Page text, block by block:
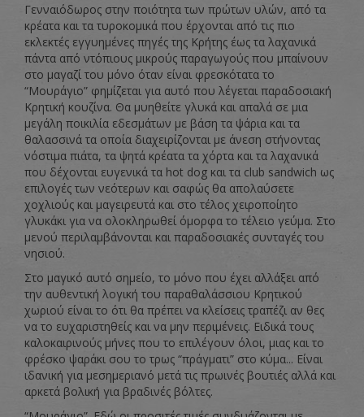
Γενναιόδωρος στην ποιότητα των πρώτων υλών, από τα
κρέατα και τα τυροκομικά που έρχονται από τις πιο
εκλεκτές εγγυημένες πηγές της Κρήτης έως τα λαχανικά
πάντα από ντόπιους μικρούς παραγωγούς που μπαίνουν
στο μαγαζί του μόνο όταν είναι φρεσκότατα το
“Μουράγιο” φημίζεται για αυτό που λέγεται παραδοσιακή
Κρητική κουζίνα. Θα μυηθείτε γλυκά και απαλά σε μια
μεγάλη ποικιλία εδεσμάτων με βάση τα ψάρια και τα
θαλασσινά τα οποία διαχειρίζονται με άνεση στήνοντας
νόστιμα πιάτα, τα ψητά κρέατα τα χόρτα και τα λαχανικά
που δέχονται ευγενικά τα hot dog και τα club sandwich ως
επιλογές των νεότερων και σαφώς θα απολαύσετε
χοχλιούς και μαγειρευτά και στο τέλος χειροποίητο
γλυκάκι για να ολοκληρωθεί όμορφα το τέλειο γεύμα. Στο
μενού περιλαμβάνονται και παραδοσιακές συνταγές του
νησιού.
Στο μαγικό αυτό σημείο, το μόνο που έχει αλλάξει από
την αυθεντική λογική του παραθαλάσσιου Κρητικού
χωριού είναι το ότι θα πρέπει να κλείσεις τραπέζι αν θες
να το ευχαριστηθείς και να μην περιμένεις. Ειδικά τους
καλοκαιρινούς μήνες που το επιλέγουν όλοι, μιας και το
φρέσκο ψαράκι σου το τρως “πράγματι” στο κύμα... Είναι
ιδανική για μεσημεριανό μετά τις πρωινές βουτιές αλλά και
αρκετά βολική για βραδινές βόλτες.